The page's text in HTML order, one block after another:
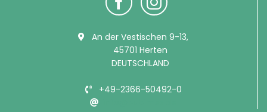
An der Vestischen 9-13,
45701 Herten
DEUTSCHLAND
+49-2366-50492-0